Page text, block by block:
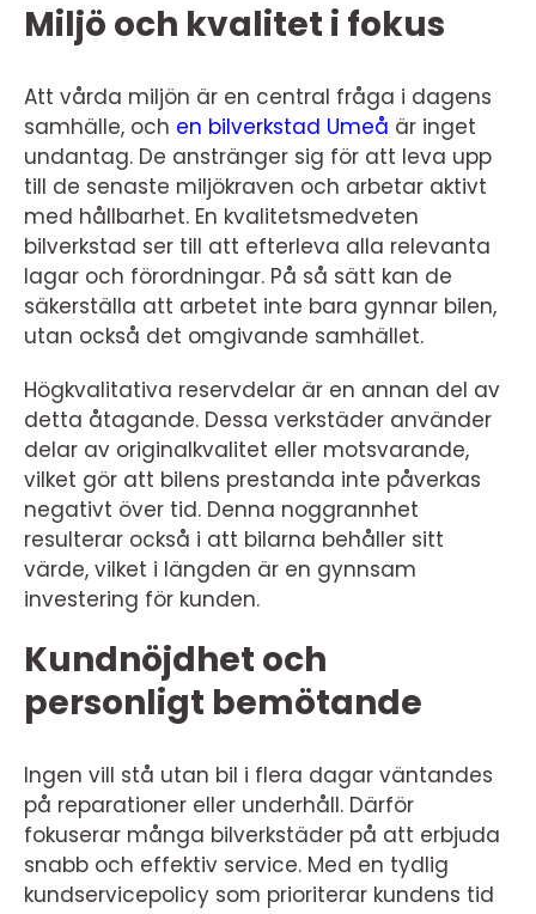
Miljö och kvalitet i fokus
Att vårda miljön är en central fråga i dagens
samhälle, och en bilverkstad Umeå är inget
undantag. De anstränger sig för att leva upp
till de senaste miljökraven och arbetar aktivt
med hållbarhet. En kvalitetsmedveten
bilverkstad ser till att efterleva alla relevanta
lagar och förordningar. På så sätt kan de
säkerställa att arbetet inte bara gynnar bilen,
utan också det omgivande samhället.
Högkvalitativa reservdelar är en annan del av
detta åtagande. Dessa verkstäder använder
delar av originalkvalitet eller motsvarande,
vilket gör att bilens prestanda inte påverkas
negativt över tid. Denna noggrannhet
resulterar också i att bilarna behåller sitt
värde, vilket i längden är en gynnsam
investering för kunden.
Kundnöjdhet och
personligt bemötande
Ingen vill stå utan bil i flera dagar väntandes
på reparationer eller underhåll. Därför
fokuserar många bilverkstäder på att erbjuda
snabb och effektiv service. Med en tydlig
kundservicepolicy som prioriterar kundens tid